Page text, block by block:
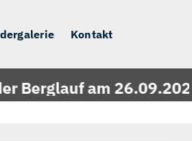
Kontakt
am 26.09.2026 -